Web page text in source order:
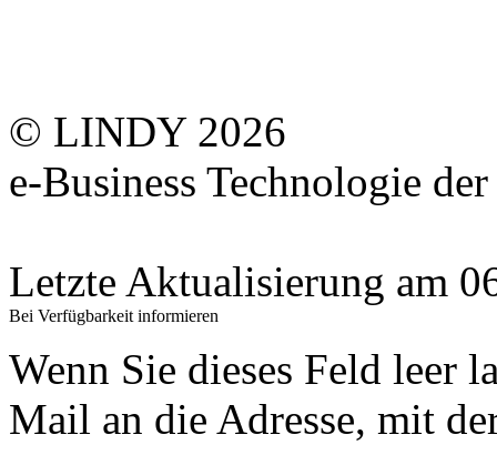
© LINDY 2026
e-Business Technologie
Letzte Aktualisierung am
Bei Verfügbarkeit informieren
Wenn Sie dieses Feld leer
Mail an die Adresse, mit